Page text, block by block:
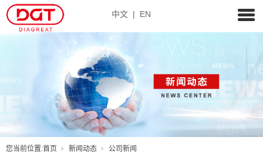
中文 | EN
您当前位置:首页 新闻动态 公司新闻